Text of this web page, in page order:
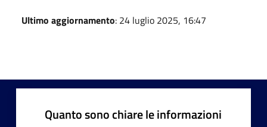
Ultimo aggiornamento: 24 luglio 2025, 16:47
Quanto sono chiare le informazioni